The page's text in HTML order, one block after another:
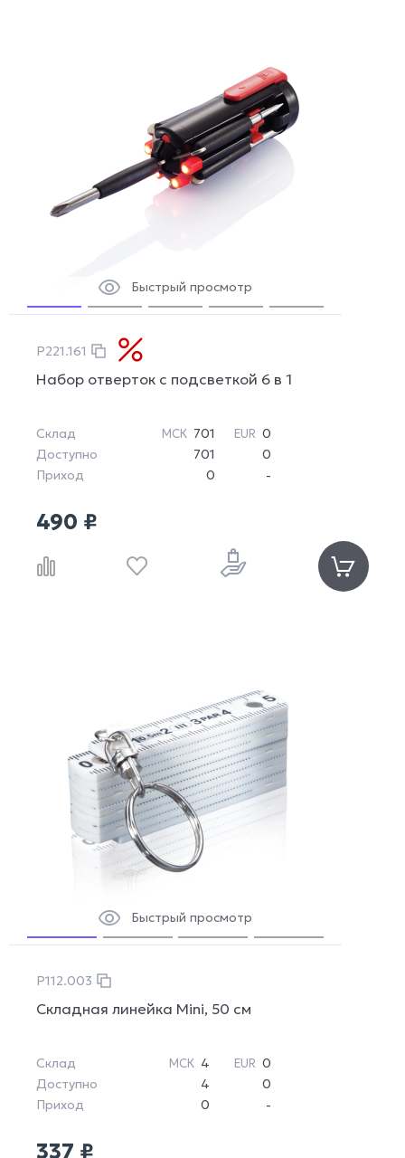
Быстрый просмотр
P221.161
Набор отверток с подсветкой 6 в 1
Склад МСК 701 EUR 0
Доступно
701
0
Приход
0 -
490 ₽
Быстрый просмотр
P112.003
Складная линейка Mini, 50 см
Склад МСК 4 EUR 0
Доступно
4
0
Приход
0 -
337 ₽